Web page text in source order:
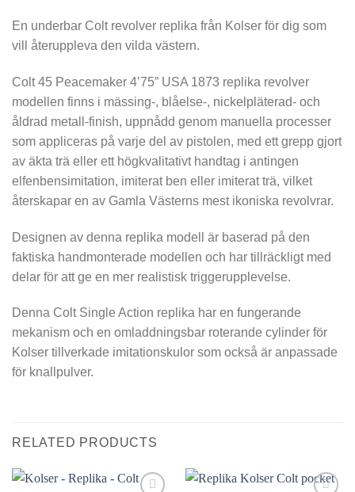
En underbar Colt revolver replika från Kolser för dig som
vill återuppleva den vilda västern.
Colt 45 Peacemaker 4’75” USA 1873 replika revolver
modellen finns i mässing-, blåelse-, nickelpläterad- och
åldrad metall-finish, uppnådd genom manuella processer
som appliceras på varje del av pistolen, med ett grepp gjort
av äkta trä eller ett högkvalitativt handtag i antingen
elfenbensimitation, imiterat ben eller imiterat trä, vilket
återskapar en av Gamla Västerns mest ikoniska revolvrar.
Designen av denna replika modell är baserad på den
faktiska handmonterade modellen och har tillräckligt med
delar för att ge en mer realistisk triggerupplevelse.
Denna Colt Single Action replika har en fungerande
mekanism och en omladdningsbar roterande cylinder för
Kolser tillverkade imitationskulor som också är anpassade
för knallpulver.
RELATED PRODUCTS